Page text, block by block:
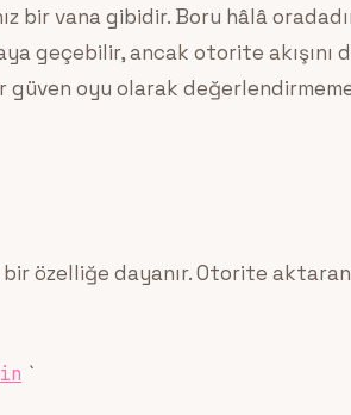
bir vana gibidir. Boru hâlâ
geçebilir, ancak otorite akışını
güven oyu olarak
özelliğe dayanır. Otorite
`